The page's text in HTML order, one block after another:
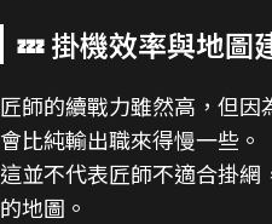
💤 掛機效率與地圖
匠師的續戰力雖然高，但
會比純輸出職來得慢一些。
這並不代表匠師不適合掛
的地圖。